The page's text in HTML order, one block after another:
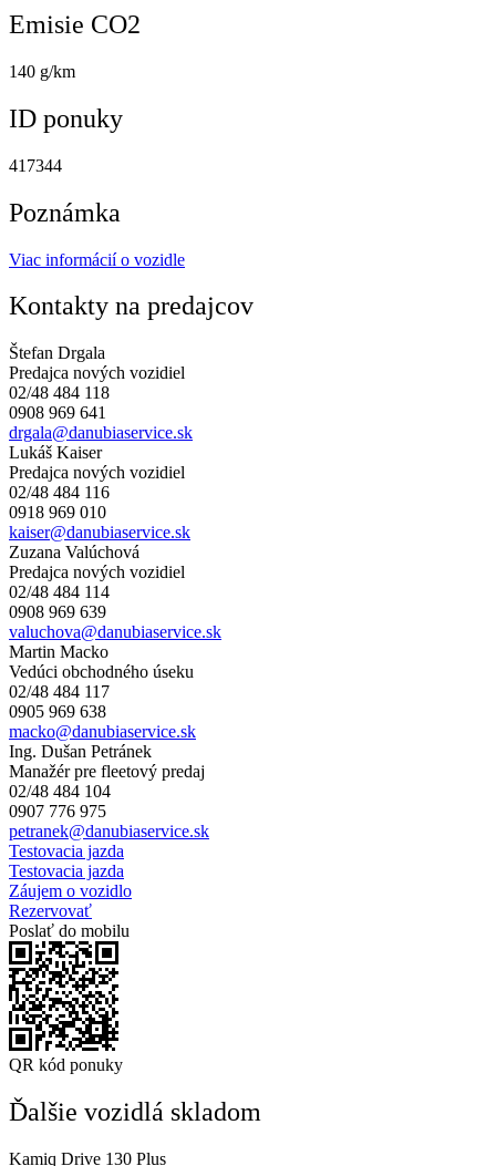
Emisie CO2
140 g/km
ID ponuky
417344
Poznámka
Viac informácií o vozidle
Kontakty na predajcov
Štefan Drgala
Predajca nových vozidiel
02/48 484 118
0908 969 641
drgala@danubiaservice.sk
Lukáš Kaiser
Predajca nových vozidiel
02/48 484 116
0918 969 010
kaiser@danubiaservice.sk
Zuzana Valúchová
Predajca nových vozidiel
02/48 484 114
0908 969 639
valuchova@danubiaservice.sk
Martin Macko
Vedúci obchodného úseku
02/48 484 117
0905 969 638
macko@danubiaservice.sk
Ing. Dušan Petránek
Manažér pre fleetový predaj
02/48 484 104
0907 776 975
petranek@danubiaservice.sk
Testovacia jazda
Testovacia jazda
Záujem o vozidlo
Rezervovať
Poslať do mobilu
QR kód ponuky
Ďalšie vozidlá skladom
Kamiq Drive 130 Plus